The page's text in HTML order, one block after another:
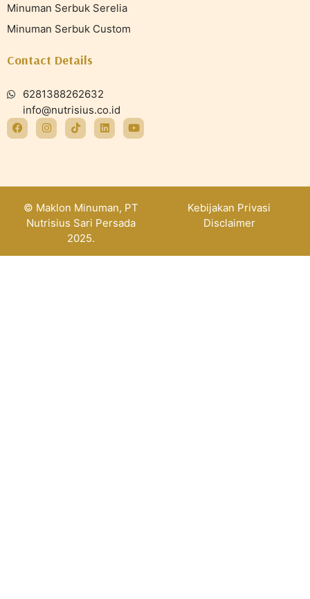
Minuman Serbuk Serelia
Minuman Serbuk Custom
Contact Details
6281388262632
info@nutrisius.co.id
© Maklon Minuman, PT
Nutrisius Sari Persada
2025.
Kebijakan Privasi
Disclaimer